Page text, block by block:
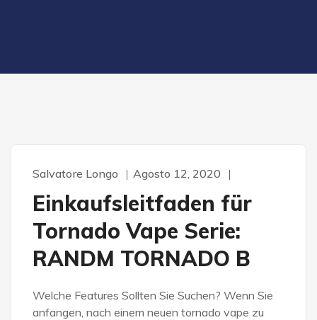
Salvatore Longo Agosto 12, 2020
Einkaufsleitfaden für
Tornado Vape Serie:
RANDM TORNADO B
Welche Features Sollten Sie Suchen? Wenn Sie
anfangen, nach einem neuen tornado vape zu